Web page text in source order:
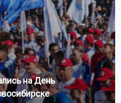
на День